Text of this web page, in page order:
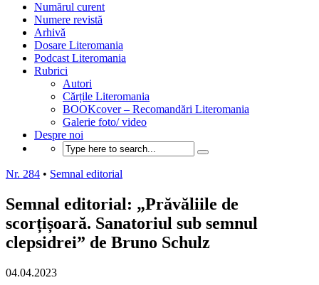
Numărul curent
Numere revistă
Arhivă
Dosare Literomania
Podcast Literomania
Rubrici
Autori
Cărțile Literomania
BOOKcover – Recomandări Literomania
Galerie foto/ video
Despre noi
Nr. 284 • Semnal editorial
Semnal editorial: „Prăvăliile de
scorțișoară. Sanatoriul sub semnul
clepsidrei” de Bruno Schulz
04.04.2023